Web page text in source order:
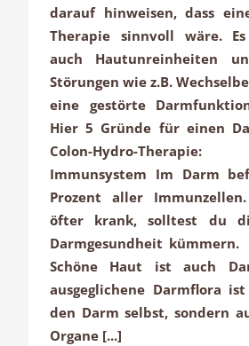
darauf hinweisen, dass
Therapie sinnvoll wäre.
auch Hautunreinheiten
Störungen wie z.B.
eine gestörte
Hier 5 Gründe für einen
Colon-Hydro-
Immunsystem Im Darm
Prozent aller
öfter krank, solltest du
Darmgesundheit
Schöne Haut ist auch
ausgeglichene Darmflora
den Darm selbst, sondern
Organe [...]